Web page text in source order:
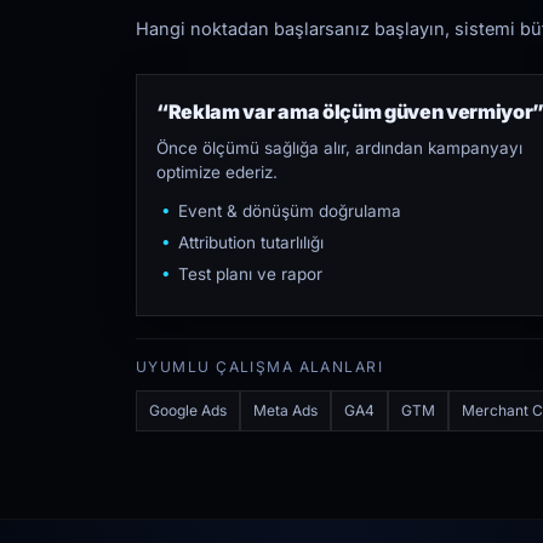
Hangi noktadan başlarsanız başlayın, sistemi
“Reklam var ama ölçüm güven
Önce ölçümü sağlığa alır, ardından kampanyayı
optimize ederiz.
Event & dönüşüm doğrulama
Attribution tutarlılığı
Test planı ve rapor
UYUMLU ÇALIŞMA ALANLARI
Google Ads Meta Ads GA4 GTM Merchant